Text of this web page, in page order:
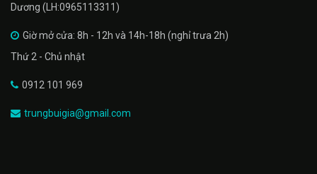
Dương (LH:0965113311)
Giờ mở cửa: 8h - 12h và 14h-18h (nghỉ trưa 2h)
Thứ 2 - Chủ nhật
0912 101 969
trungbuigia@gmail.com